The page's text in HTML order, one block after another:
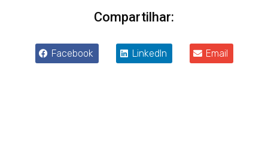
Compartilhar:
Facebook LinkedIn Email